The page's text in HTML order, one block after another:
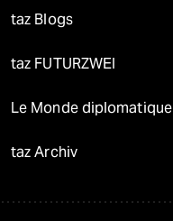
taz Blogs
taz FUTURZWEI
Le Monde diplomatique
taz Archiv